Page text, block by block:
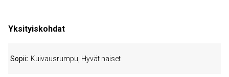
Yksityiskohdat
Sopii Kuivausrumpu, Hyvät naiset